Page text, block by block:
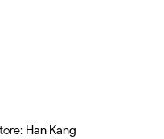
Han Kang